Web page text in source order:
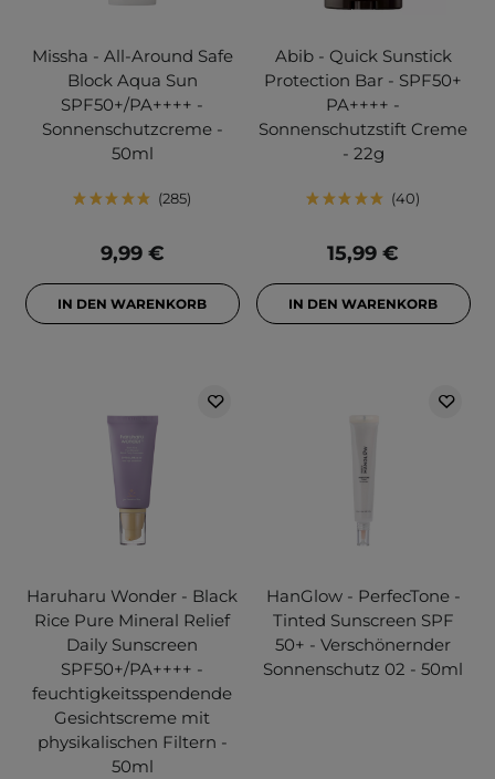
Missha - All-Around Safe
Block Aqua Sun
SPF50+/PA++++ -
Sonnenschutzcreme -
50ml
285
9,99 €
IN DEN WARENKORB
Abib - Quick Sunstick
Protection Bar - SPF50+
PA++++ -
Sonnenschutzstift Creme
- 22g
40
15,99 €
IN DEN WARENKORB
Haruharu Wonder - Black
Rice Pure Mineral Relief
Daily Sunscreen
SPF50+/PA++++ -
feuchtigkeitsspendende
Gesichtscreme mit
physikalischen Filtern -
50ml
HanGlow - PerfecTone -
Tinted Sunscreen SPF
50+ - Verschönernder
Sonnenschutz 02 - 50ml